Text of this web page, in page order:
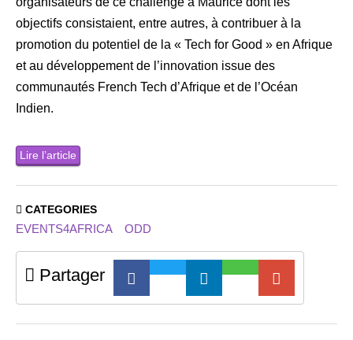
objectifs consistaient, entre autres, à contribuer à la
promotion du potentiel de la « Tech for Good » en Afrique
et au développement de l’innovation issue des
communautés French Tech d’Afrique et de l’Océan
Indien.
Lire l’article
CATEGORIES
EVENTS4AFRICA ODD
Partager